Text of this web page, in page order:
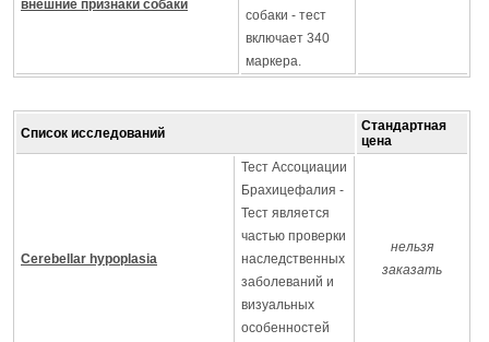
внешние признаки собаки
собаки - тест
включает 340
маркера.
Список исследований
Стандартная
цена
Cerebellar hypoplasia
Тест Ассоциации
Брахицефалия -
Тест является
частью проверки
наследственных
заболеваний и
визуальных
особенностей
нельзя
заказать